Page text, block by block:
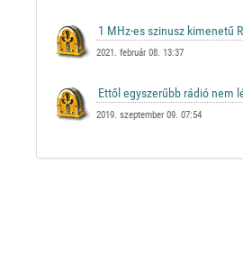
2021. február 08. 13:37
2019. szeptember 09. 07:54